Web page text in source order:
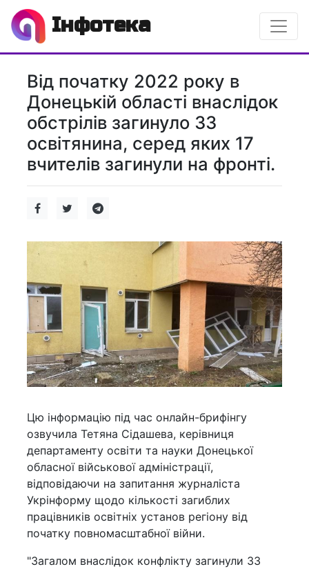
Інфотека
Від початку 2022 року в
Донецькій області внаслідок
обстрілів загинуло 33
освітянина, серед яких 17
вчителів загинули на фронті.
Цю інформацію під час онлайн-брифінгу
озвучила Тетяна Сідашева, керівниця
департаменту освіти та науки Донецької
обласної військової адміністрації,
відповідаючи на запитання журналіста
Укрінформу щодо кількості загиблих
працівників освітніх установ регіону від
початку повномасштабної війни.
"Загалом внаслідок конфлікту загинули 33